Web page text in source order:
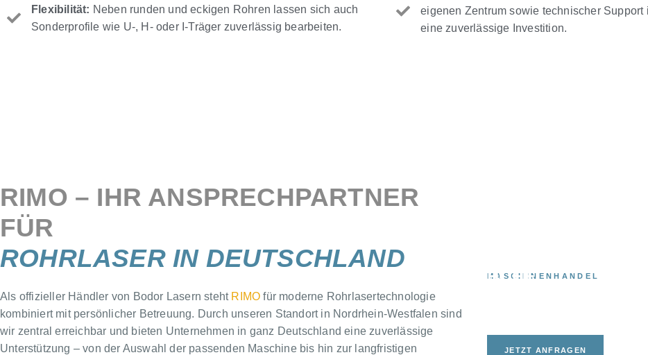
Flexibilität: Neben runden und eckigen Rohren lassen sich auch
Sonderprofile wie U-, H- oder I-Träger zuverlässig bearbeiten.
eigenen Zentrum sowie technischer
eine zuverlässige Investition.
RIMO – IHR ANSPRECHPARTNER
FÜR
ROHRLASER IN DEUTSCHLAND
Als offizieller Händler von Bodor Lasern steht RIMO für moderne Rohrlasertechnologie
kombiniert mit persönlicher Betreuung. Durch unseren Standort in Nordrhein-Westfalen sind
wir zentral erreichbar und bieten Unternehmen in ganz Deutschland eine zuverlässige
Unterstützung – von der Auswahl der passenden Maschine bis hin zur langfristigen
MASCHINENHANDEL
HOHE
JETZT ANFRAGEN